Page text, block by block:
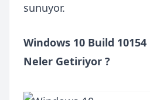
sunuyor.
Windows 10 Build 10154
Neler Getiriyor ?